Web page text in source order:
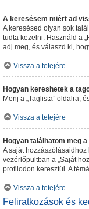
A keresésem miért ad
A keresésed olyan sok
tudta kezelni. Használd a
adj meg, és válaszd ki,
Vissza a tetejére
Hogyan kereshetek a
Menj a „Taglista” oldalra,
Vissza a tetejére
Hogyan találhatom meg
A saját
vezérlőpultban a „Saját
profilodon keresztül. A
Vissza a tetejére
Feliratkozások és